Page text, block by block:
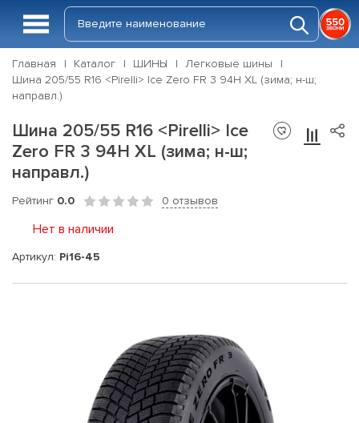
Главная Каталог ШИНЫ
Легковые шины
Шина 205/55 R16 <Pirelli> Ice Zero FR 3 94H XL (зима; н-ш;
направл.)
Шина 205/55 R16 <Pirelli> Ice
Zero FR 3 94H XL (зима; н-ш;
направл.)
Рейтинг 0.0 0 отзывов
Нет в наличии
Артикул: Pi16-45